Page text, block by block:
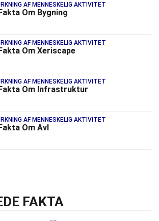
AF MENNESKELIG AKTIVITET
Om Bygning
AF MENNESKELIG AKTIVITET
Om Xeriscape
AF MENNESKELIG AKTIVITET
Om Infrastruktur
AF MENNESKELIG AKTIVITET
Om Avl
FAKTA